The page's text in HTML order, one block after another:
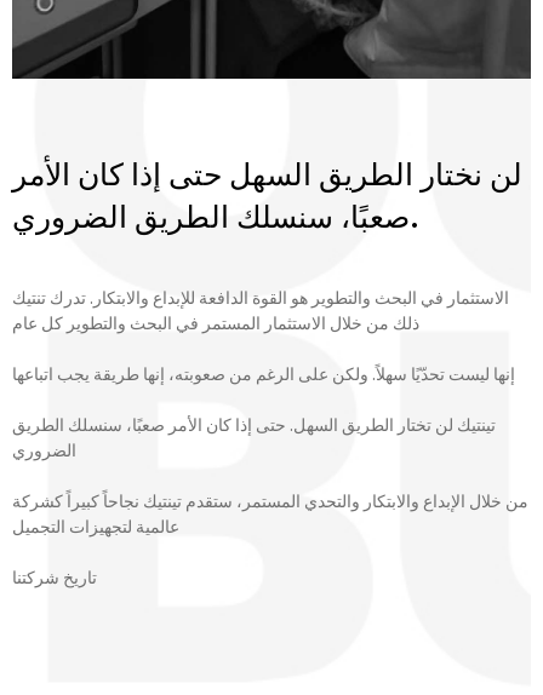
لن نختار الطريق السهل حتى إذا كان الأمر
صعبًا، سنسلك الطريق الضروري.
الاستثمار في البحث والتطوير هو القوة الدافعة للإبداع والابتكار. تدرك تنتيك
ذلك من خلال الاستثمار المستمر في البحث والتطوير كل عام
إنها ليست تحدّيًا سهلاً. ولكن على الرغم من صعوبته، إنها طريقة يجب اتباعها
تينتيك لن تختار الطريق السهل. حتى إذا كان الأمر صعبًا، سنسلك الطريق
الضروري
من خلال الإبداع والابتكار والتحدي المستمر، ستقدم تينتيك نجاحاً كبيراً كشركة
عالمية لتجهيزات التجميل
تاريخ شركتنا